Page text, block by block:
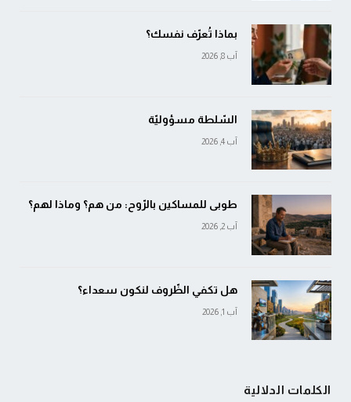
بماذا تُعرّف نفسك؟
آب 8, 2026
السّلطة مسؤوليّة
آب 4, 2026
طوبى للمساكين بالرّوح: من هم؟ وماذا لهم؟
آب 2, 2026
هل تكفي الظّروف لنكون سعداء؟
آب 1, 2026
الكلمات الدلالية